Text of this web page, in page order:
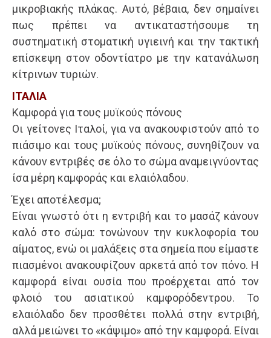
μικροβιακής πλάκας. Αυτό, βέβαια, δεν σημαίνει
πως πρέπει να αντικαταστήσουμε τη
συστηματική στοματική υγιεινή και την τακτική
επίσκεψη στον οδοντίατρο με την κατανάλωση
κίτρινων τυριών.
ΙΤΑΛΙΑ
Καμφορά για τους μυϊκούς πόνους
Οι γείτονες Ιταλοί, για να ανακουφιστούν από το
πιάσιμο και τους μυϊκούς πόνους, συνηθίζουν να
κάνουν εντριβές σε όλο το σώμα αναμειγνύοντας
ίσα μέρη καμφοράς και ελαιόλαδου.
Έχει αποτέλεσμα;
Είναι γνωστό ότι η εντριβή και το μασάζ κάνουν
καλό στο σώμα: τονώνουν την κυκλοφορία του
αίματος, ενώ οι μαλάξεις στα σημεία που είμαστε
πιασμένοι ανακουφίζουν αρκετά από τον πόνο. Η
καμφορά είναι ουσία που προέρχεται από τον
φλοιό του ασιατικού καμφορόδεντρου. Το
ελαιόλαδο δεν προσθέτει πολλά στην εντριβή,
αλλά μειώνει το «κάψιμο» από την καμφορά. Είναι